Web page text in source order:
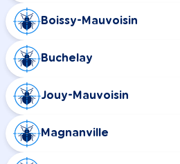
Boissy-Mauvoisin
Buchelay
Jouy-Mauvoisin
Magnanville